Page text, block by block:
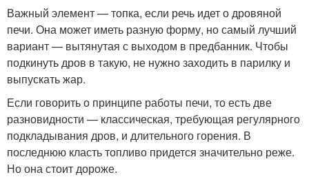
Важный элемент — топка, если речь идет о дровяной
печи. Она может иметь разную форму, но самый лучший
вариант — вытянутая с выходом в предбанник. Чтобы
подкинуть дров в такую, не нужно заходить в парилку и
выпускать жар.
Если говорить о принципе работы печи, то есть две
разновидности — классическая, требующая регулярного
подкладывания дров, и длительного горения. В
последнюю класть топливо придется значительно реже.
Но она стоит дороже.